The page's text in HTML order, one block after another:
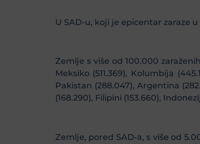
U SAD-u, koji je epicentar zaraze
Zemlje s više od 100.000
Meksiko (511.369), Kolumbija
Pakistan (288.047), Argentina
(168.290), Filipini (153.660),
Zemlje, pored SAD-a, s više od